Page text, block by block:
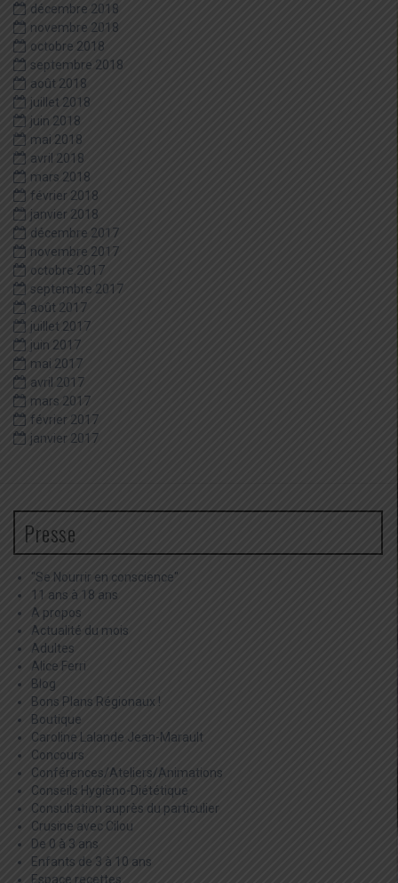
décembre 2018
novembre 2018
octobre 2018
septembre 2018
août 2018
juillet 2018
juin 2018
mai 2018
avril 2018
mars 2018
février 2018
janvier 2018
décembre 2017
novembre 2017
octobre 2017
septembre 2017
août 2017
juillet 2017
juin 2017
mai 2017
avril 2017
mars 2017
février 2017
janvier 2017
Presse
"Se Nourrir en conscience"
11 ans à 18 ans
A propos
Actualité du mois
Adultes
Alice Ferri
Blog
Bons Plans Régionaux !
Boutique
Caroline Lalande Jean-Marault
Concours
Conférences/Ateliers/Animations
Conseils Hygièno-Diététique
Consultation auprès du particulier
Crusine avec Cilou
De 0 à 3 ans
Enfants de 3 à 10 ans
Espace recettes